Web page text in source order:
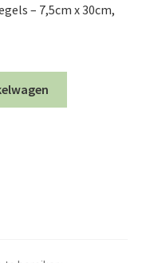
– 7,5cm x 30cm,